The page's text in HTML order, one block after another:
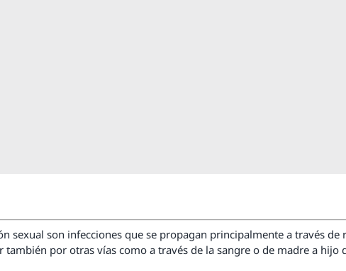
sexual son infecciones que se propagan principalmente a través de
también por otras vías como a través de la sangre o de madre a hijo